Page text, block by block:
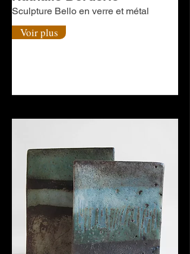
Sculpture Bello en verre et métal
Voir plus